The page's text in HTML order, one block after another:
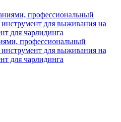
профессиональный
инструмент для выживания на
для чарлидинга